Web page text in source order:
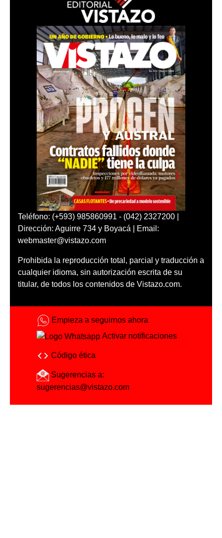
Teléfono: (+593) 985860991 - (042) 2327200 |
Dirección: Aguirre 734 y Boyacá | Email:
webmaster@vistazo.com
Prohibida la reproducción total, parcial y traducción a
cualquier idioma, sin autorización escrita de su
titular, de todos los contenidos de Vistazo.com.
Empieza a seguirnos ahora
Activar notificaciones
Código ética
Sugerencias a:
sugerencias@vistazo.com